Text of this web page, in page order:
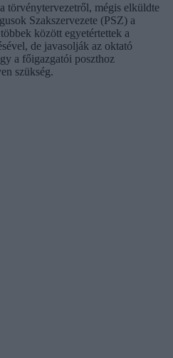
törvénytervezetről, mégis elküldte
Szakszervezete (PSZ) a
között egyetértettek a
de javasolják az oktató
a főigazgatói poszthoz
szükség.